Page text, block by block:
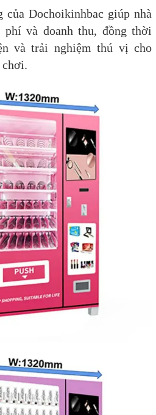
của Dochoikinhbac giúp nhà
và doanh thu, đồng thời
và trải nghiệm thú vị cho
chơi.